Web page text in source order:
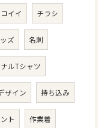
イイ チラシ
ズ 名刺
ルTシャツ
ザイン 持ち込み
ト 作業着